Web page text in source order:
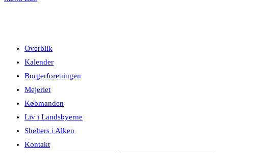
Overblik
Kalender
Borgerforeningen
Mejeriet
Købmanden
Liv i Landsbyerne
Shelters i Alken
Kontakt